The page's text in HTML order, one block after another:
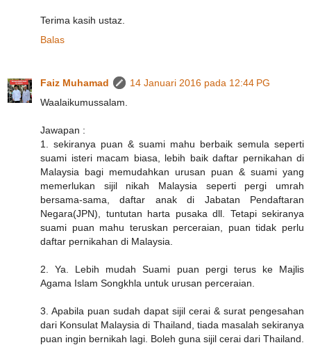
Terima kasih ustaz.
Balas
Faiz Muhamad
14 Januari 2016 pada 12:44 PG
Waalaikumussalam.
Jawapan :
1. sekiranya puan & suami mahu berbaik semula seperti
suami isteri macam biasa, lebih baik daftar pernikahan di
Malaysia bagi memudahkan urusan puan & suami yang
memerlukan sijil nikah Malaysia seperti pergi umrah
bersama-sama, daftar anak di Jabatan Pendaftaran
Negara(JPN), tuntutan harta pusaka dll. Tetapi sekiranya
suami puan mahu teruskan perceraian, puan tidak perlu
daftar pernikahan di Malaysia.
2. Ya. Lebih mudah Suami puan pergi terus ke Majlis
Agama Islam Songkhla untuk urusan perceraian.
3. Apabila puan sudah dapat sijil cerai & surat pengesahan
dari Konsulat Malaysia di Thailand, tiada masalah sekiranya
puan ingin bernikah lagi. Boleh guna sijil cerai dari Thailand.